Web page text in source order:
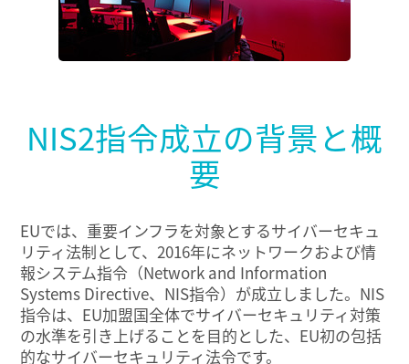
NIS2指令成立の背景と概
要
EUでは、重要インフラを対象とするサイバーセキュ
リティ法制として、2016年にネットワークおよび情
報システム指令（Network and Information
Systems Directive、NIS指令）が成立しました。NIS
指令は、EU加盟国全体でサイバーセキュリティ対策
の水準を引き上げることを目的とした、EU初の包括
的なサイバーセキュリティ法令です。